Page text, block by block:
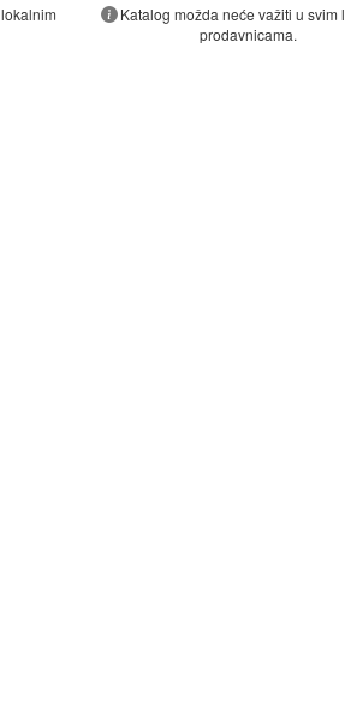
Katalog možda neće važiti u svim
prodavnicama.